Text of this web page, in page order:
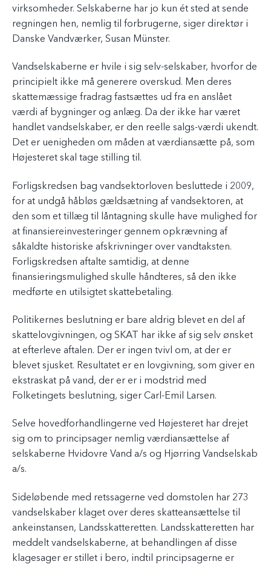
virksomheder. Selskaberne har jo kun ét sted at sende
regningen hen, nemlig til forbrugerne, siger direktør i
Danske Vandværker, Susan Münster.
Vandselskaberne er hvile i sig selv-selskaber, hvorfor de
principielt ikke må generere overskud. Men deres
skattemæssige fradrag fastsættes ud fra en anslået
værdi af bygninger og anlæg. Da der ikke har været
handlet vandselskaber, er den reelle salgs-værdi ukendt.
Det er uenigheden om måden at værdiansætte på, som
Højesteret skal tage stilling til.
Forligskredsen bag vandsektorloven besluttede i 2009,
for at undgå håbløs gældsætning af vandsektoren, at
den som et tillæg til låntagning skulle have mulighed for
at finansiereinvesteringer gennem opkrævning af
såkaldte historiske afskrivninger over vandtaksten.
Forligskredsen aftalte samtidig, at denne
finansieringsmulighed skulle håndteres, så den ikke
medførte en utilsigtet skattebetaling.
Politikernes beslutning er bare aldrig blevet en del af
skattelovgivningen, og SKAT har ikke af sig selv ønsket
at efterleve aftalen. Der er ingen tvivl om, at der er
blevet sjusket. Resultatet er en lovgivning, som giver en
ekstraskat på vand, der er er i modstrid med
Folketingets beslutning, siger Carl-Emil Larsen.
Selve hovedforhandlingerne ved Højesteret har drejet
sig om to principsager nemlig værdiansættelse af
selskaberne Hvidovre Vand a/s og Hjørring Vandselskab
a/s.
Sideløbende med retssagerne ved domstolen har 273
vandselskaber klaget over deres skatteansættelse til
ankeinstansen, Landsskatteretten. Landsskatteretten har
meddelt vandselskaberne, at behandlingen af disse
klagesager er stillet i bero, indtil principsagerne er